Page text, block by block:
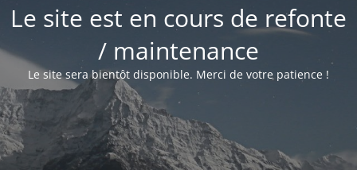
Le site est en cours de refonte
/ maintenance
Le site sera bientôt disponible. Merci de votre patience !